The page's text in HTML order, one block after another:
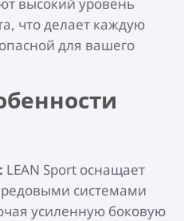
что делает каждую
для вашего
LEAN Sport оснащает
системами
усиленную боковую